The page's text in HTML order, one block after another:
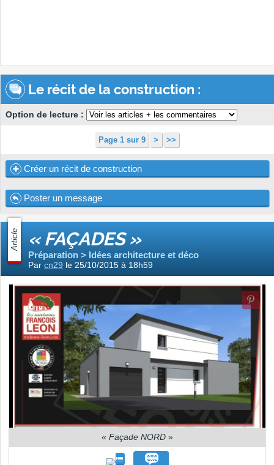
Le récit de la construction :
Option de lecture :
Page 1 sur 9 > >>
Créer un récit de construction
Poster un message
Article « FAÇADES »
Préparation > Idées architecture et déco
Par cn29 le 25/10/2015 à 18h59
« Façade NORD »